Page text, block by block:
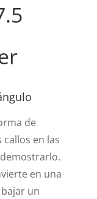
de
en las
en una
un